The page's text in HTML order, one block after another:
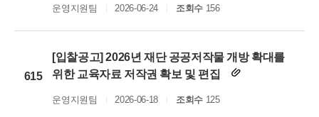
운영지원팀 2026-06-24 조회수156
615
[입찰공고] 2026년 재단 공공저작물 개방 확대를
위한 교육자료 저작권 확보 및 편집
운영지원팀 2026-06-18 조회수125